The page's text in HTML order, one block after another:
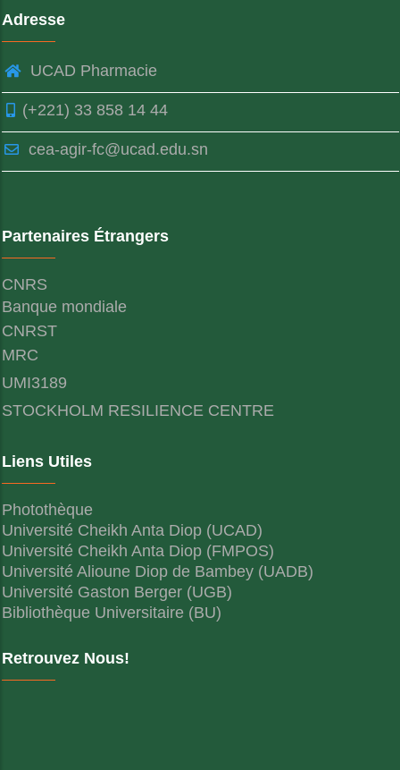
Adresse
UCAD Pharmacie
(+221) 33 858 14 44
cea-agir-fc@ucad.edu.sn
Partenaires Étrangers
CNRS
Banque mondiale
CNRST
MRC
UMI3189
STOCKHOLM RESILIENCE CENTRE
Liens Utiles
Photothèque
Université Cheikh Anta Diop (UCAD)
Université Cheikh Anta Diop (FMPOS)
Université Alioune Diop de Bambey (UADB)
Université Gaston Berger (UGB)
Bibliothèque Universitaire (BU)
Retrouvez Nous!